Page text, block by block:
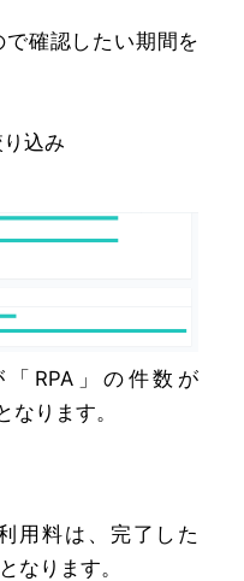
確認したい期間を
込み
RPA」の件数が
なります。
用料は、完了した
なります。